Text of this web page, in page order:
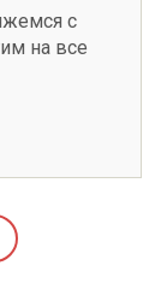
с
на все